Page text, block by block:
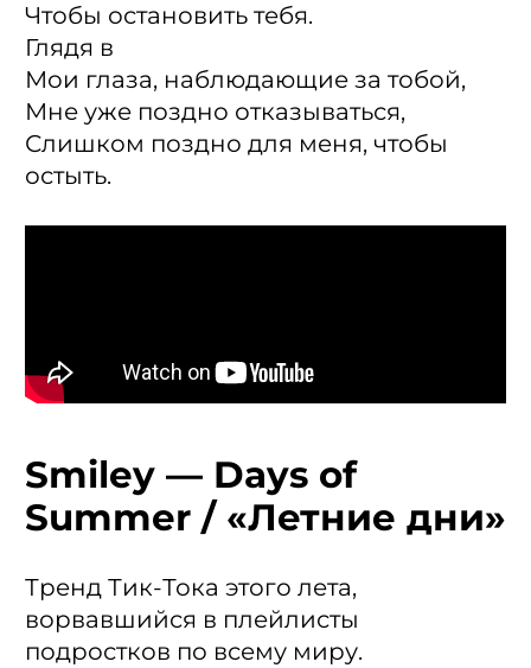
Чтобы остановить тебя.
Глядя в
Мои глаза, наблюдающие за тобой,
Мне уже поздно отказываться,
Слишком поздно для меня, чтобы
остыть.
Smiley — Days of
Summer / «Летние дни»
Тренд Тик-Тока этого лета,
ворвавшийся в плейлисты
подростков по всему миру.